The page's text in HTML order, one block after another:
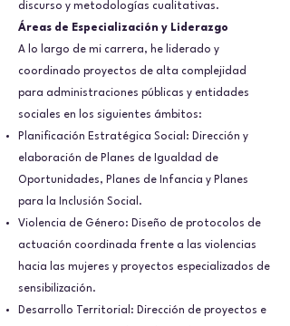
discurso y metodologías cualitativas.
Áreas de Especialización y Liderazgo
A lo largo de mi carrera, he liderado y
coordinado proyectos de alta complejidad
para administraciones públicas y entidades
sociales en los siguientes ámbitos:
Planificación Estratégica Social: Dirección y
elaboración de Planes de Igualdad de
Oportunidades, Planes de Infancia y Planes
para la Inclusión Social.
Violencia de Género: Diseño de protocolos de
actuación coordinada frente a las violencias
hacia las mujeres y proyectos especializados de
sensibilización.
Desarrollo Territorial: Dirección de proyectos e